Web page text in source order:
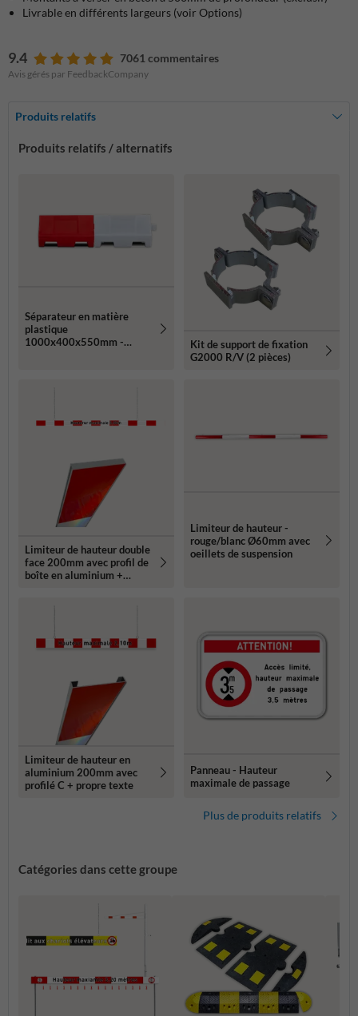
Livrable en différents largeurs (voir Options)
9.4 7061 commentaires
Avis gérés par FeedbackCompany
Produits relatifs
Produits relatifs / alternatifs
Séparateur en matière
plastique
1000x400x550mm -
Kit de support de fixation
G2000 R/V (2 pièces)
Limiteur de hauteur double
face 200mm avec profil de
boîte en aluminium +
Limiteur de hauteur -
rouge/blanc Ø60mm avec
oeillets de suspension
Limiteur de hauteur en
aluminium 200mm avec
profilé C + propre texte
Panneau - Hauteur
maximale de passage
Plus de produits relatifs
Catégories dans cette groupe